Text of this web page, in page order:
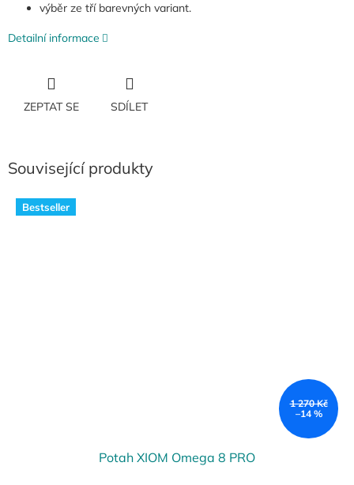
výběr ze tří barevných variant.
Detailní informace
ZEPTAT SE SDÍLET
Související produkty
Bestseller
1 270 Kč
–14 %
Potah XIOM Omega 8 PRO